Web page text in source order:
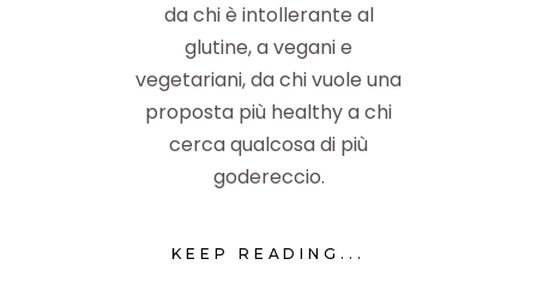
da chi è intollerante al
glutine, a vegani e
vegetariani, da chi vuole una
proposta più healthy a chi
cerca qualcosa di più
godereccio.
KEEP READING...